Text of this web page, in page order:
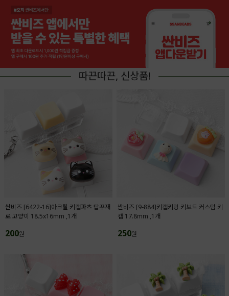
따끈따끈, 신상품!
싼비즈 [6422-16]아크릴 키캡파츠 탑꾸재
료 고양이 18.5x16mm ,1개
200원
싼비즈 [9-884]키캡키링 키보드 커스텀 키
캡 17.8mm ,1개
250원